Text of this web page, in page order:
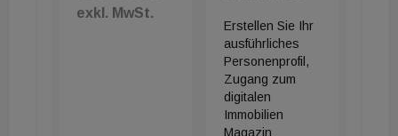
exkl. MwSt.
Erstellen Sie Ihr
ausführliches
Personenprofil,
Zugang zum
digitalen
Immobilien
Magazin